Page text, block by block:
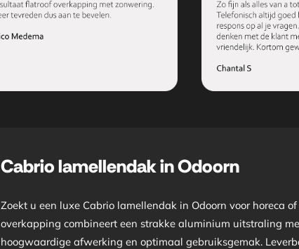
Cabrio lamellendak in Odoorn
Zoekt u een luxe Cabrio lamellendak in Odoorn voor horeca
overkapping combineert een strakke aluminium uitstraling
hoogwaardige afwerking en optimaal gebruiksgemak.